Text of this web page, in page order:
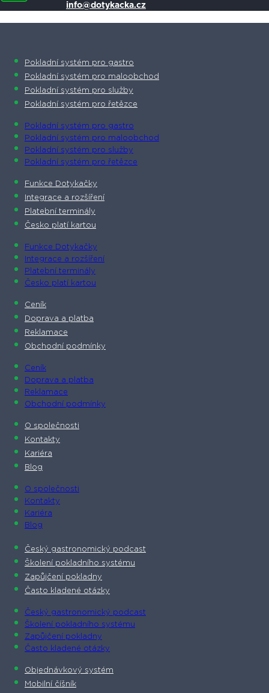
info@dotykacka.cz
Pokladní systém pro gastro
Pokladní systém pro maloobchod
Pokladní systém pro služby
Pokladní systém pro řetězce
Pokladní systém pro gastro
Pokladní systém pro maloobchod
Pokladní systém pro služby
Pokladní systém pro řetězce
Funkce Dotykačky
Integrace a rozšíření
Platební terminály
Česko platí kartou
Funkce Dotykačky
Integrace a rozšíření
Platební terminály
Česko platí kartou
Ceník
Doprava a platba
Reklamace
Obchodní podmínky
Ceník
Doprava a platba
Reklamace
Obchodní podmínky
O společnosti​
Kontakty
Kariéra
Blog
O společnosti​
Kontakty
Kariéra
Blog
Český gastronomický podcast​
Školení pokladního systému
Zapůjčení pokladny
Často kladené otázky
Český gastronomický podcast​
Školení pokladního systému
Zapůjčení pokladny
Často kladené otázky
Objednávkový systém
Mobilní číšník